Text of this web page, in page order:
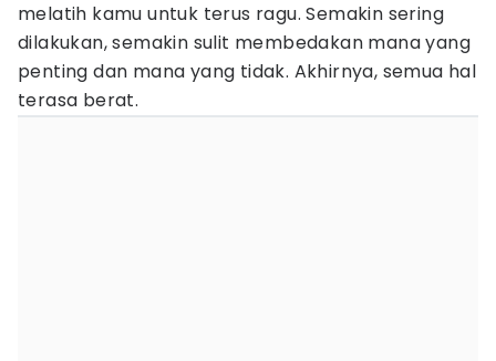
melatih kamu untuk terus ragu. Semakin sering
dilakukan, semakin sulit membedakan mana yang
penting dan mana yang tidak. Akhirnya, semua hal
terasa berat.